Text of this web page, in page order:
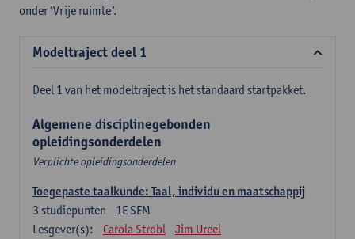
onder ‘Vrije ruimte’.
Modeltraject deel 1
Deel 1 van het modeltraject is het standaard startpakket.
Algemene disciplinegebonden
opleidingsonderdelen
Verplichte opleidingsonderdelen
Toegepaste taalkunde: Taal, individu en maatschappij
1E SEM
3 studiepunten
Lesgever(s):
Carola Strobl Jim Ureel